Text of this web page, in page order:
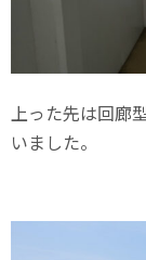
上った先は回廊
いました。